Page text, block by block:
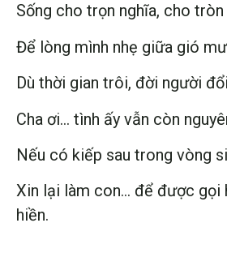
Sống cho trọn nghĩa, cho tròn
Để lòng mình nhẹ giữa gió
Dù thời gian trôi, đời người
Cha ơi… tình ấy vẫn còn
Nếu có kiếp sau trong vòng
Xin lại làm con… để được gọi
hiền.